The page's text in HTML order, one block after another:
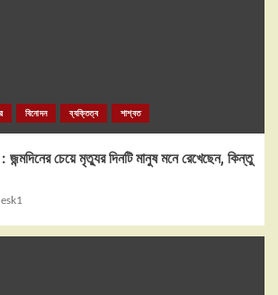
বিনোদন ব্যক্তিত্ব শাশ্বত
চেয়ে মৃত্যুর দিনটি মানুষ মনে রেখেছেন, কিন্তু